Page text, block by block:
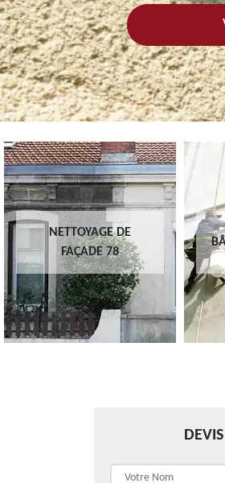
NETTOYAGE DE
FAÇADE 78